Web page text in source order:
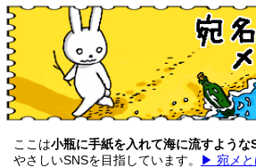
ここは小瓶に手紙を入れて海に流すような
やさしいSNSを目指しています。
▶ 宛メと